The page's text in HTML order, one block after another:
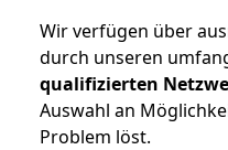
Wir verfügen über
durch unseren
qualifizierten
Auswahl an
Problem löst.